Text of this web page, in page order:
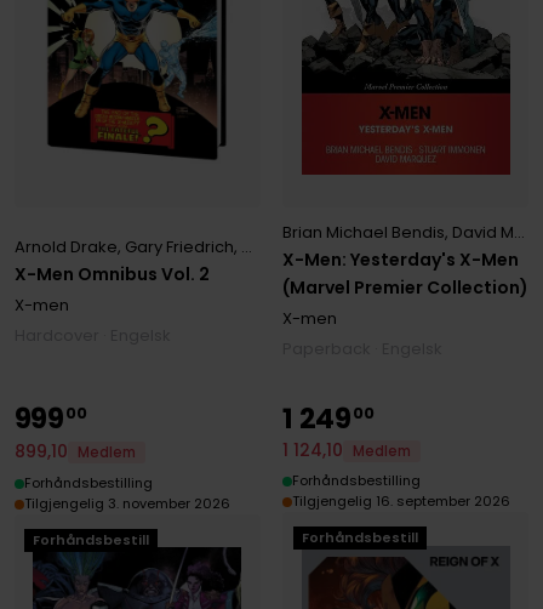
X-Men Omnibus Vol. 2
Arnold Drake, Gary Friedrich, Roy Thomas
X-men
X-Men: Yesterday's X-Men
(Marvel Premier Collection)
Brian Michael Bendis, David Marquez
X-men
Forhåndsbestill
99900
899,10
Medlem
Forhåndsbestilling
Tilgjengelig 3. november 2026
Forhåndsbestill
1 24900
1 124,10
Medlem
Forhåndsbestilling
Tilgjengelig 16. september 2026